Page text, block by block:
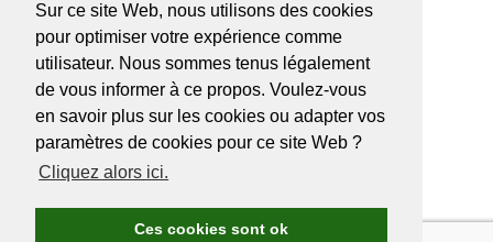
Sur ce site Web, nous utilisons des cookies
pour optimiser votre expérience comme
utilisateur. Nous sommes tenus légalement
de vous informer à ce propos. Voulez-vous
en savoir plus sur les cookies ou adapter vos
paramètres de cookies pour ce site Web ?
Cliquez alors ici.
Ces cookies sont ok
BE 0466527339
A PROPOS DEGOLF.BE
Avantages Golf.be